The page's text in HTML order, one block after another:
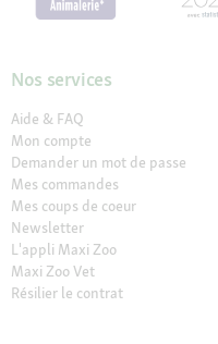
Nos services
Aide & FAQ
Mon compte
Demander un mot de passe
Mes commandes
Mes coups de coeur
Newsletter
L'appli Maxi Zoo
Maxi Zoo Vet
Résilier le contrat